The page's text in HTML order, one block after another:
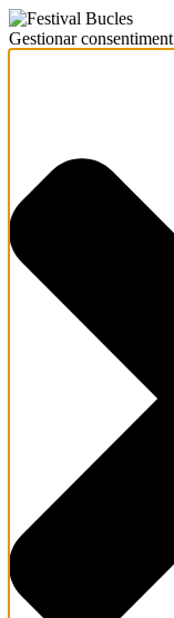
Gestionar consentiment